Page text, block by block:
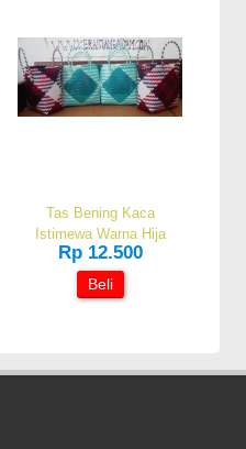
Tas Bening Kaca
Istimewa Warna Hija
Rp 12.500
Beli